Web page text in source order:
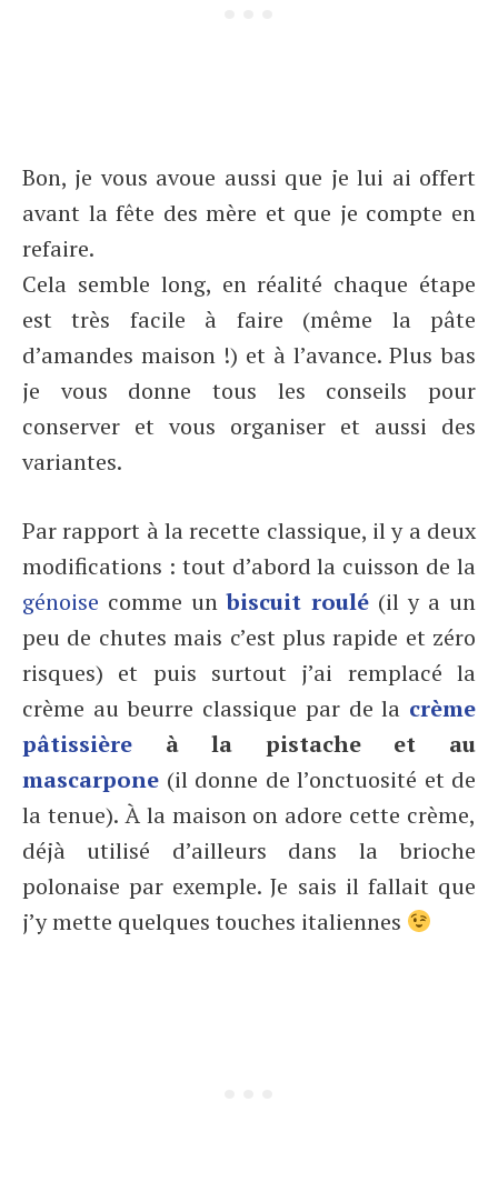
Bon, je vous avoue aussi que je lui ai offert
avant la fête des mère et que je compte en
refaire.
Cela semble long, en réalité chaque étape
est très facile à faire (même la pâte
d’amandes maison !) et à l’avance. Plus bas
je vous donne tous les conseils pour
conserver et vous organiser et aussi des
variantes.
Par rapport à la recette classique, il y a deux
modifications : tout d’abord la cuisson de la
génoise comme un biscuit roulé(il y a un
peu de chutes mais c’est plus rapide et zéro
risques) et puis surtout j’ai remplacé la
crème au beurre classique par de la crème
pâtissière à la pistache et au
mascarpone (il donne de l’onctuosité et de
la tenue). À la maison on adore cette crème,
déjà utilisé d’ailleurs dans la brioche
polonaise par exemple. Je sais il fallait que
j’y mette quelques touches italiennes